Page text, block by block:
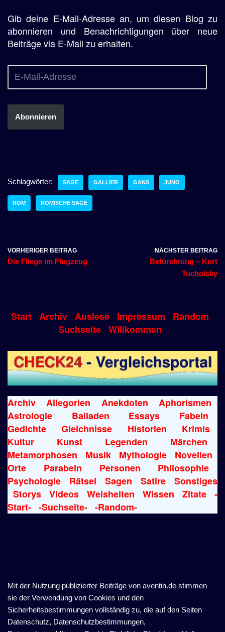
Gib deine E-Mail-Adresse an, um diesen Blog zu
abonnieren und Benachrichtigungen über neue
Beiträge via E-Mail zu erhalten.
Abonnieren
Schlagwörter: SAGE GALLIER GANS JUNO
ROM RÖMISCHE SAGE
VORHERIGER BEITRAG
Die Fliege im Flugzeug
NÄCHSTER BEITRAG
Befürchtung – Kurt
Tucholsky
Start Archiv Auslese Impressum
Random
Suchseite Willkommen
Archiv Allegorien Anekdoten
Aphorismen
Astrologie
Balladen Essays
Fabeln
Gedichte
Gleichnisse Historien
Krimis
Kultur
Kunst Legenden
Märchen
Metamorphosen
Musik Mythologie
Novellen
Orte
Parabeln Personen
Philosophie
Psychologie
Rätsel Sagen Satire
Sonstiges
Storys
Videos Weisheiten Wissen Zitate
-
Start- -Suchseite- -Random-
Mit der Nutzung publizierter Beiträge von aventin.de stimmen
sie der Verwendung von Cookies und den
Sicherheitsbestimmungen vollständig zu, die auf den Seiten
Datenschutz, Datenschutzbestimmungen,